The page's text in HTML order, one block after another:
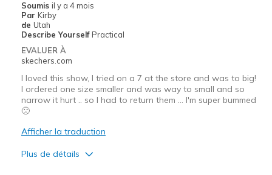
Soumis il y a 4 mois
Par Kirby
de Utah
Describe Yourself Practical
EVALUER À
skechers.com
I loved this show, I tried on a 7 at the store and was to big!
I ordered one size smaller and was way to small and so
narrow it hurt .. so I had to return them … I'm super bummed
🙁
Afficher la traduction
Plus de détails